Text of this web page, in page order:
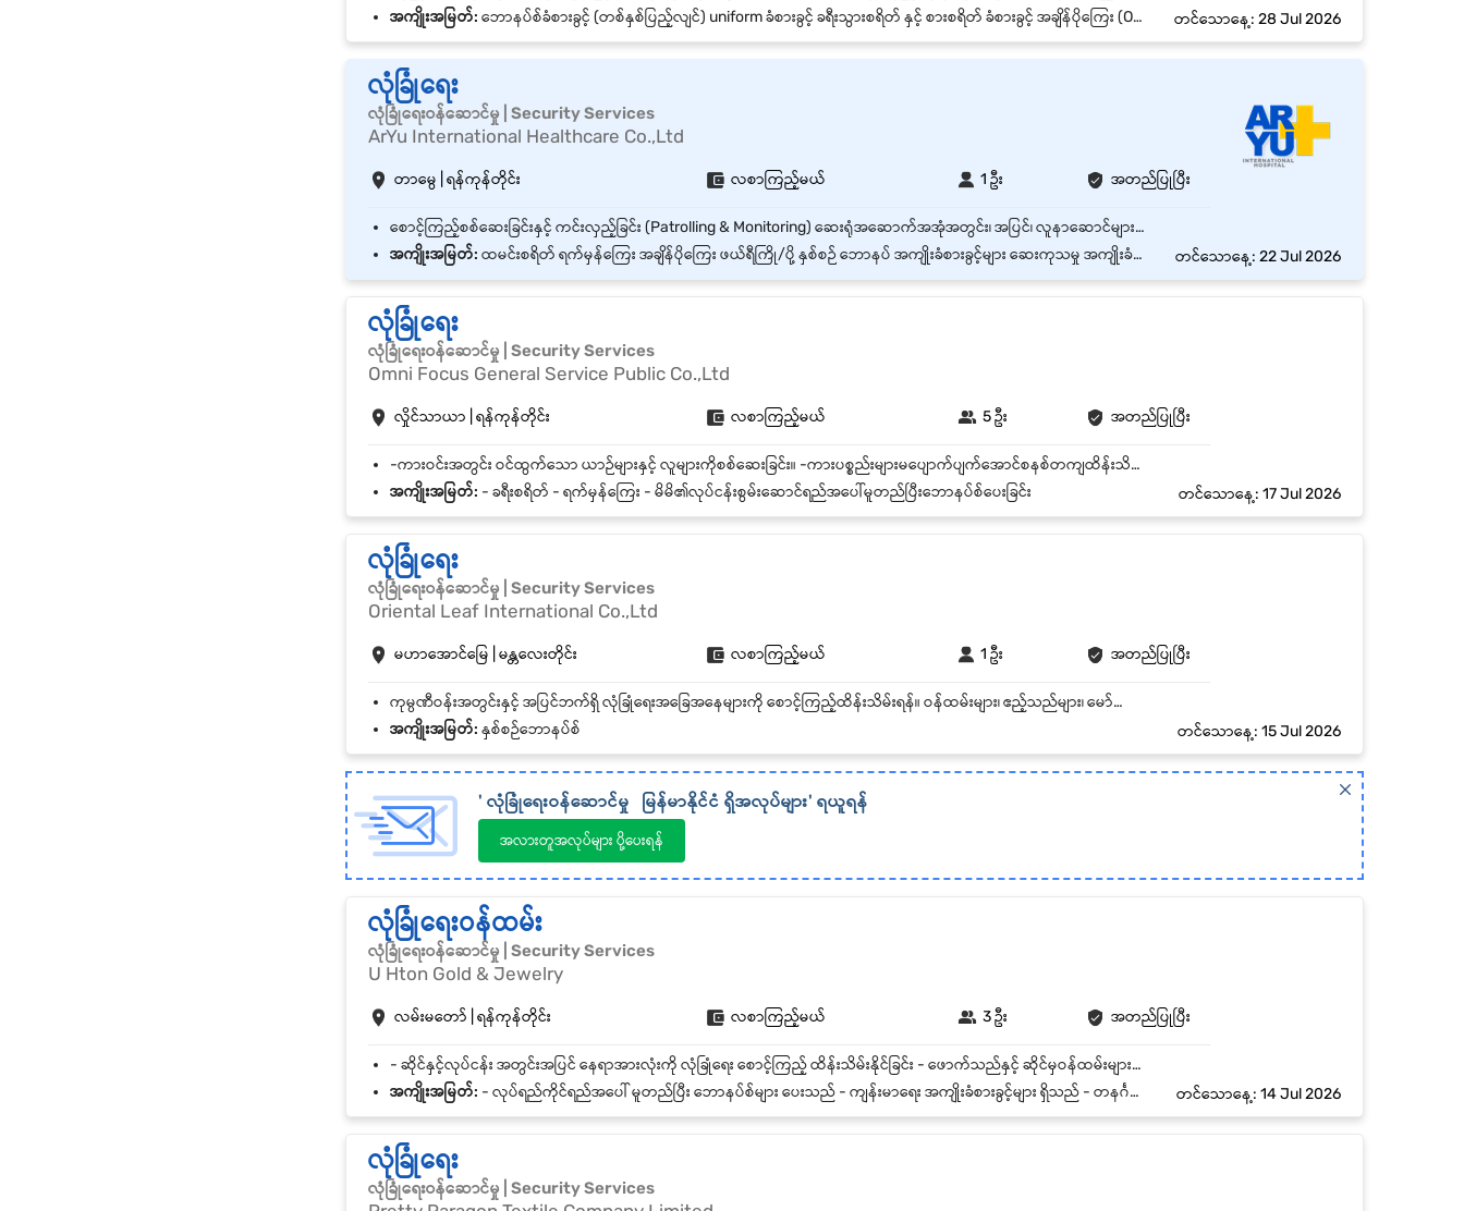
အကျိုးအမြတ်: ဘောနပ်စ်ခံစားခွင့် (တစ်နှစ်ပြည့်လျင်) uniform ခံစားခွင့် ခရီးသွားစရိတ် နှင့် စားစရိတ် ခံစားခွင့် အချိန်ပိုကြေး (OT) ခံစားခွင့် တင်သောနေ့: 28 Jul 2026
လုံခြုံရေး
လုံခြုံရေးဝန်ဆောင်မှု | Security Services
ArYu International Healthcare Co.,Ltd
တာမွေ | ရန်ကုန်တိုင်း လစာကြည့်မယ် 1 ဦး အတည်ပြုပြီး
စောင့်ကြည့်စစ်ဆေးခြင်းနှင့် ကင်းလှည့်ခြင်း (Patrolling & Monitoring) ဆေးရုံအဆောက်အအုံအတွင်း၊ အပြင်၊ လူနာဆောင်များ၊ အရေးပေါ်ဌာန (ER) နှင့် ကားပါကင် နေရာများကို သတ်မှတ်ထားသော အချိန်အလိုက် ပုံမှန်ပတ်ချာလည် ကင်းလှည့်စစ်ဆေးရမည်။ CCTV ကင်မရာများကို စောင့်ကြည့်ပြီး မသင်္ကာဖွယ်ရာ လှုပ်ရှားမှုများ၊ အန္တရာယ်ရှိနိုင်သော အခြေအနေများကို အချိန်နှင့်တပြေးညီ သိရှိအောင် ဆောင်ရွက်ရမည်။ ဝင်/ထွက် ကြီးကြပ်ခြင်း (Access Control) ဆေးရုံအတွင်း ဝင်ထွက်သွားလာနေသော လူနာရှင်များ၊ လာရောက်မေးမြန်းသူများနှင့် ပြင်ပကန်ထရိုက်တာများကို စနစ်တကျ စစ်ဆေးခြင်း၊ လာရောက်သူ မှတ်တမ်းစာအုပ် (Visitor Log) တွင် မှတ်တမ်းတင်ခြင်းများ ပြုလုပ်ရမည်။ လူနာကြည့်ရှုခွင့် အချိန် (Visiting Hours) များကို စနစ်တကျ ထိန်းသိမ်းရမည်ဖြစ်ပြီး၊ သတ်မှတ်ထားသော လူနာစောင့်အရေအတွက်ထက် ပိုမိုဝင်ရောက်ခြင်းမရှိစေရန် ကြီးကြပ်ရမည်။ ယာဉ်ကြောနှင့် ကားပါကင် စီမံခန့်ခွဲခြင်း (Traffic & Parking Management) ဆေးရုံ အရေးပေါ်ကားလမ်း (Ambulance Lane) တွင် အခြားမော်တော်ယာဉ်များ ပိတ်ဆို့မှုမရှိစေရန်နှင့် အရေးပေါ်လူနာတင်ယာဉ်များ အချိန်မရွေး လွယ်ကူစွာ ဝင်/ထွက်နိုင်ရန် လမ်းကြောင်းရှင်းလင်းပေးရမည်။ ဆရာဝန်များ၊ ဝန်ထမ်းများနှင့် လူနာရှင်များ၏ ကား/ဆိုင်ကယ်များကို သတ်မှတ်ထားသော ပါကင်နေရာများတွင် စနစ်တကျ ရပ်နားနိုင်အောင် ကူညီနေရာချပေးရမည်။ အရေးပေါ်အခြေအနေ တုံ့ပြန်ခြင်း (Emergency Response) ဆေးရုံအတွင်း ခိုးယူမှု၊ ရန်ဖြစ်ခိုက်ရန်ဖြစ်ပွားမှု သို့မဟုတ် မကျေနပ်သော လူနာရှင်များ၏ ရုန်းရင်းဆန်ခတ်ဖြစ်မှုများကို ဥပဒေနှင့်အညီ ငြိမ်းချမ်းစွာ ကြားဝင်ထိန်းသိမ်းပေးရမည်။ မီးလောင်မှု သို့မဟုတ် အခြားသဘာဝဘေးအန္တရာယ်များ ဖြစ်ပွားပါက လူနာများနှင့် ဝန်ထမ်းများကို ဘေးကင်းရာသို့ လမ်းညွှန်ရွှေ့ပြောင်းပေးခြင်း (Evacuation) နှင့် မီးသတ်စနစ်များကို အသုံးပြု၍ ဦးစွာပထမ ငြိမ်းသတ်ခြင်းများ ပြုလုပ်ရမည်။ မှတ်တမ်းတင်ခြင်းနှင့် အစီရင်ခံခြင်း (Reporting) မိမိတာဝန်ကျချိန်အတွင်း ထူးခြားဖြစ်စဉ်များ၊ ပျက်စီးဆုံးရှုံးမှုများနှင့် မသင်္ကာဖွယ်ရာ ကိစ္စရပ်များကို လုံခြုံရေးမှတ်တမ်းစာအုပ်တွင် သေချာစွာရေးမှတ်ပြီး အထက်လူကြီးထံ အစီရင်ခံရမည်။
အကျိုးအမြတ်: ထမင်းစရိတ် ရက်မှန်ကြေး အချိန်ပိုကြေး ဖယ်ရီကြို/ပို့ နှစ်စဉ် ဘောနပ် အကျိုးခံစားခွင့်များ ဆေးကုသမှု အကျိုးခံစားခွင့် (ကုမ္ပဏီစည်းမျဥ်းအတိုင်း) တင်သောနေ့: 22 Jul 2026
လုံခြုံရေး
လုံခြုံရေးဝန်ဆောင်မှု | Security Services
Omni Focus General Service Public Co.,Ltd
လှိုင်သာယာ | ရန်ကုန်တိုင်း လစာကြည့်မယ် 5 ဦး အတည်ပြုပြီး
-ကားဝင်းအတွင်း ဝင်ထွက်သော ယာဉ်များနှင့် လူများကိုစစ်ဆေးခြင်း။ -ကားပစ္စည်းများမပျောက်ပျက်အောင်စနစ်တကျထိန်းသိမ်းစောင့်ရှောက်ခြင်း။ -နေ့ဘက် နှင့် ညဘက်အချိန်အတွင်း သေချာစွာလုံခြုံရေး ဆောင်ရွက်ခြင်း။ -အရေးပေါ်ဖြစ်စဉ်များကို ကုမ္ပဏီမှတာဝန်ရှိသူအားချက်ချင်းတင်ပြခြင်း။ -အလုပ်နေရာအတွင်း စည်းကမ်းသိရှိပြီး တာဝန်ယူမှုရှိခြင်း။
အကျိုးအမြတ်: - ခရီးစရိတ် - ရက်မှန်ကြေး - မိမိ၏လုပ်ငန်းစွမ်းဆောင်ရည်အပေါ်မူတည်ပြီးဘောနပ်စ်ပေးခြင်း တင်သောနေ့: 17 Jul 2026
လုံခြုံရေး
လုံခြုံရေးဝန်ဆောင်မှု | Security Services
Oriental Leaf International Co.,Ltd
မဟာအောင်မြေ | မန္တလေးတိုင်း လစာကြည့်မယ် 1 ဦး အတည်ပြုပြီး
ကုမ္ပဏီဝန်းအတွင်းနှင့် အပြင်ဘက်ရှိ လုံခြုံရေးအခြေအနေများကို စောင့်ကြည့်ထိန်းသိမ်းရန်။ ဝန်ထမ်းများ၊ ဧည့်သည်များ၊ မော်တော်ယာဉ်များ၏ ဝင်ထွက်သွားလာမှုကို စစ်ဆေးမှတ်တမ်းတင်ရန်။ သတ်မှတ်ထားသော နေရာများကို ပုံမှန်လှည့်လည်စစ်ဆေးရန်။ ကုမ္ပဏီပိုင်ပစ္စည်းများ ခိုးယူခြင်း၊ ပျက်စီးဆုံးရှုံးခြင်း မရှိစေရန် စောင့်ရှောက်ရန်။ ဂိုဒေါင်၊ ရုံးခန်းနှင့် အခြားအရေးကြီးသော နေရာများ၏ လုံခြုံရေးကို စစ်ဆေးထိန်းသိမ်းရန်။
အကျိုးအမြတ်: နှစ်စဉ်ဘောနပ်စ် တင်သောနေ့: 15 Jul 2026
' လုံခြုံရေးဝန်ဆောင်မှု မြန်မာနိုင်ငံ ရှိအလုပ်များ' ရယူရန်
အလားတူအလုပ်များ ပို့ပေးရန်
လုံခြုံရေးဝန်ထမ်း
လုံခြုံရေးဝန်ဆောင်မှု | Security Services
U Hton Gold & Jewelry
လမ်းမတော် | ရန်ကုန်တိုင်း လစာကြည့်မယ် 3 ဦး အတည်ပြုပြီး
- ဆိုင်နှင့်လုပ်ငန်း အတွင်းအပြင် နေရာအားလုံးကို လုံခြုံရေး စောင့်ကြည့် ထိန်းသိမ်းနိုင်ခြင်း - ဖောက်သည်နှင့် ဆိုင်မှဝန်ထမ်းများကို ဖော်ရွေစွာ ဆက်ဆံနိုင်ခြင်း - အရေးပေါ် အခြေနေများတွင် လိုအပ်သလို တုံ့ပြန်ဆောင်ရွက်နိုင်ခြင်း - ဆိုင်အတွင်းရှိ ပစ္စည်းများ ခိုးယူခြင်း၊ လုယုခြင်း၊ အပိုင်စီးခြင်းတို့မှ စောင့်ရှောက်ကာကွယ်ခြင်း - လုံခြုံရေးမှတ်တမ်းများကို ပြုစုထိန်းသိမ်းခြင်း
အကျိုးအမြတ်: - လုပ်ရည်ကိုင်ရည်အပေါ် မူတည်ပြီး ဘောနပ်စ်များ ပေးသည် - ကျန်းမာရေး အကျိုးခံစားခွင့်များ ရှိသည် - တနင်္ဂနွေနေ့တိုင်း ဆိုင်ပိတ်သည် တင်သောနေ့: 14 Jul 2026
လုံခြုံရေး
လုံခြုံရေးဝန်ဆောင်မှု | Security Services